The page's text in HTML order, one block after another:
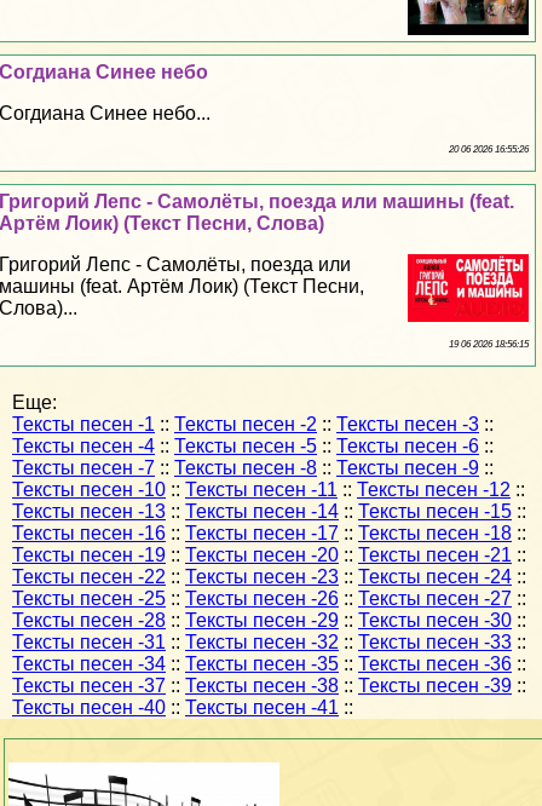
Согдиана Синее небо
Согдиана Синее небо...
20 06 2026 16:55:26
Григорий Лепс - Самолёты, поезда или машины (feat.
Артём Лоик) (Текст Песни, Слова)
Григорий Лепс - Самолёты, поезда или
машины (feat. Артём Лоик) (Текст Песни,
Слова)...
19 06 2026 18:56:15
Еще:
Тексты песен -1 :: Тексты песен -2 :: Тексты песен -3 ::
Тексты песен -4 :: Тексты песен -5 :: Тексты песен -6 ::
Тексты песен -7 :: Тексты песен -8 :: Тексты песен -9 ::
Тексты песен -10 :: Тексты песен -11 :: Тексты песен -12 ::
Тексты песен -13 :: Тексты песен -14 :: Тексты песен -15 ::
Тексты песен -16 :: Тексты песен -17 :: Тексты песен -18 ::
Тексты песен -19 :: Тексты песен -20 :: Тексты песен -21 ::
Тексты песен -22 :: Тексты песен -23 :: Тексты песен -24 ::
Тексты песен -25 :: Тексты песен -26 :: Тексты песен -27 ::
Тексты песен -28 :: Тексты песен -29 :: Тексты песен -30 ::
Тексты песен -31 :: Тексты песен -32 :: Тексты песен -33 ::
Тексты песен -34 :: Тексты песен -35 :: Тексты песен -36 ::
Тексты песен -37 :: Тексты песен -38 :: Тексты песен -39 ::
Тексты песен -40 :: Тексты песен -41 ::